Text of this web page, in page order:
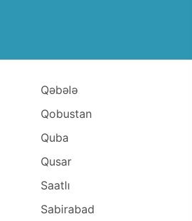
Qəbələ
Qobustan
Quba
Qusar
Saatlı
Sabirabad